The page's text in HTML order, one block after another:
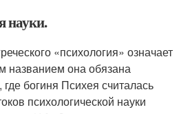
науки.
«психология» означает
названием она обязана
богиня Психея считалась
психологической науки